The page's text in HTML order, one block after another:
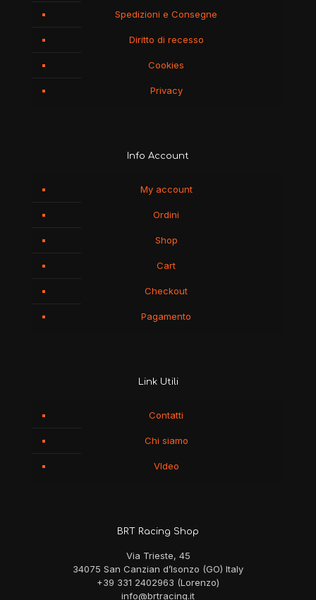
Spedizioni e Consegne
Diritto di recesso
Cookies
Privacy
Info Account
My account
Ordini
Shop
Cart
Checkout
Pagamento
Link Utili
Contatti
Chi siamo
VIdeo
BRT Racing Shop
Via Trieste, 45
34075 San Canzian d’Isonzo (GO) Italy
+39 331 2402963 (Lorenzo)
info@brtracing.it